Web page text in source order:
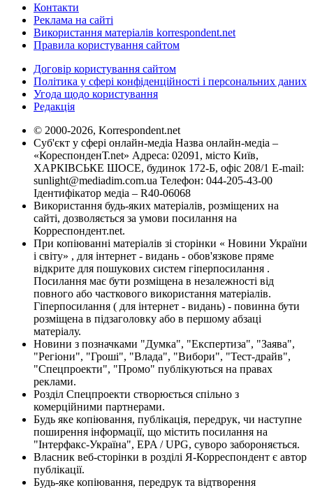
Контакти
Реклама на сайті
Використання матеріалів korrespondent.net
Правила користування сайтом
Договір користування сайтом
Політика у сфері конфіденційності і персональних даних
Угода щодо користування
Редакція
© 2000-2026, Korrespondent.net
Суб'єкт у сфері онлайн-медіа Назва онлайн-медіа –
«КореспонденТ.net» Адреса: 02091, місто Київ,
ХАРКІВСЬКЕ ШОСЕ, будинок 172-Б, офіс 208/1 E-mail:
sunlight@mediadim.com.ua Телефон: 044-205-43-00
Ідентифікатор медіа – R40-06068
Використання будь-яких матеріалів, розміщених на
сайті, дозволяється за умови посилання на
Корреспондент.net.
При копіюванні матеріалів зі сторінки « Новини України
і світу» , для інтернет - видань - обов'язкове пряме
відкрите для пошукових систем гіперпосилання .
Посилання має бути розміщена в незалежності від
повного або часткового використання матеріалів.
Гіперпосилання ( для інтернет - видань) - повинна бути
розміщена в підзаголовку або в першому абзаці
матеріалу.
Новини з позначками "Думка", "Експертиза", "Заява",
"Регіони", "Гроші", "Влада", "Вибори", "Тест-драйв",
"Спецпроекти", "Промо" публікуються на правах
реклами.
Розділ Спецпроекти створюється спільно з
комерційними партнерами.
Будь яке копіювання, публікація, передрук, чи наступне
поширення інформації, що містить посилання на
"Інтерфакс-Україна", EPA / UPG, суворо забороняється.
Власник веб-сторінки в розділі Я-Корреспондент є автор
публікації.
Будь-яке копіювання, передрук та відтворення